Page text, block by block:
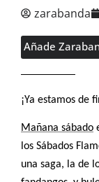
zarabanda
Añade
¡Ya estamos de
Mañana sábado
los Sábados
una saga, la de